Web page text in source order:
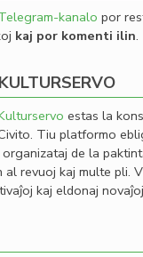
kanalo por
kaj por komenti ilin.
estas la
Tiu platformo
de la
al revuoj kaj multe pli.
kaj eldonaj